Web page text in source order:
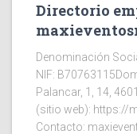
Directorio
Denominación
NIF:
Palancar, 1, 14,
(sitio web): https://
Contacto: